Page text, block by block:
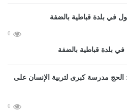
0
بلدة قباطية بالضفة
0